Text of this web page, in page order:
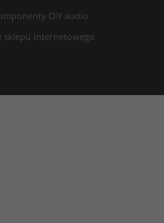
DIY audio
sklepu internetowego